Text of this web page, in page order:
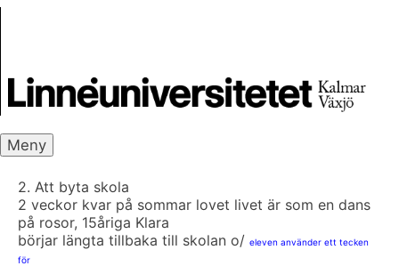
Meny
2. Att byta skola
2 veckor kvar på sommar lovet livet är som en dans
på rosor, 15åriga Klara
börjar längta tillbaka till skolan o/ eleven använder ett tecken
för